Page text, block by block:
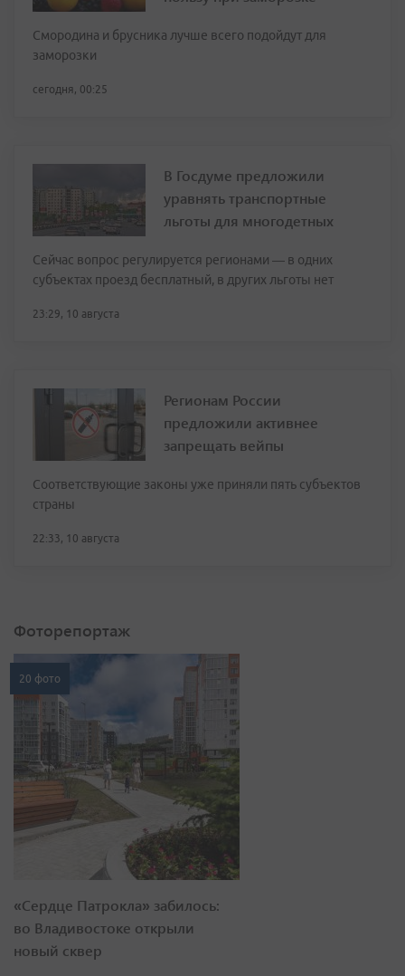
Смородина и брусника лучше всего подойдут для
заморозки
сегодня, 00:25
В Госдуме предложили
уравнять транспортные
льготы для многодетных
Сейчас вопрос регулируется регионами — в одних
субъектах проезд бесплатный, в других льготы нет
23:29, 10 августа
Регионам России
предложили активнее
запрещать вейпы
Соответствующие законы уже приняли пять субъектов
страны
22:33, 10 августа
Фоторепортаж
20 фото
«Сердце Патрокла» забилось:
во Владивостоке открыли
новый сквер